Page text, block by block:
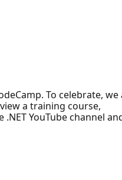
To celebrate, we
a training course,
YouTube channel